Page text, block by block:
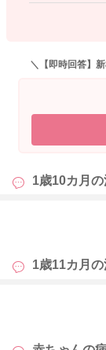
＼【即時回答】
1歳10カ月の
1歳11カ月の